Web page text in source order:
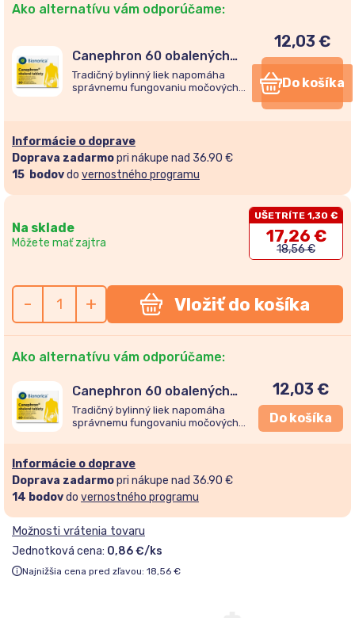
Ako alternatívu vám odporúčame:
Canephron 60 obalených
tabliet
Tradičný bylinný liek napomáha
správnemu fungovaniu močových
ciest, zmierňuje nepríjemné pocity pri
12,03 €
Do košíka
Informácie o doprave
Doprava zadarmopri nákupe nad 36.90 €
15 bodovdo vernostného programu
Na sklade
Môžete mať zajtra
UŠETRÍTE 1,30 €
17,26 €
18,56€
- + Vložiť do košíka
Ako alternatívu vám odporúčame:
Canephron 60 obalených
tabliet
Tradičný bylinný liek napomáha
správnemu fungovaniu močových
pro cesvylučov
12,03 €
Do košíka
Informácie o doprave
Doprava zadarmopri nákupe nad 36.90 €
14 bodovdo vernostného programu
Jednotková cena: 0,86 €/ks
Najnižšia cena pred zľavou: 18,56 €
Možnosti vrátenia tovaru